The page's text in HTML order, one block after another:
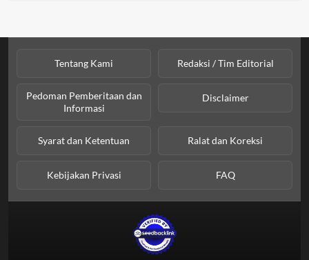
Tentang Kami Redaksi / Tim Editorial
Pedoman Pemberitaan dan
Informasi
Disclaimer
Syarat dan Ketentuan Ralat dan Koreksi
Kebijakan Privasi FAQ